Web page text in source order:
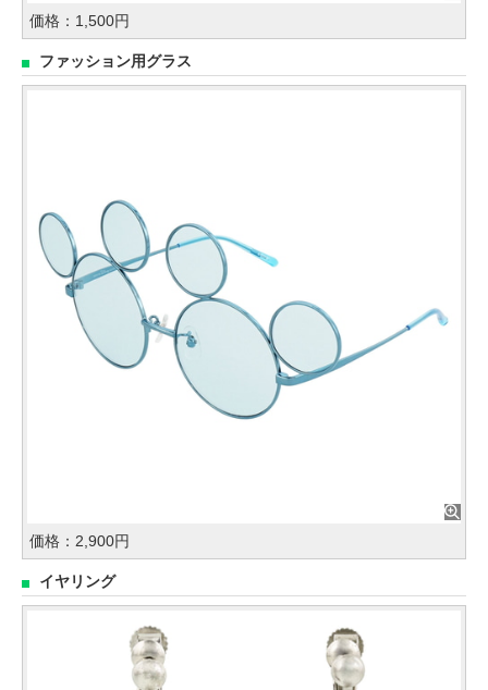
価格：1,500円
ファッション用グラス
価格：2,900円
イヤリング